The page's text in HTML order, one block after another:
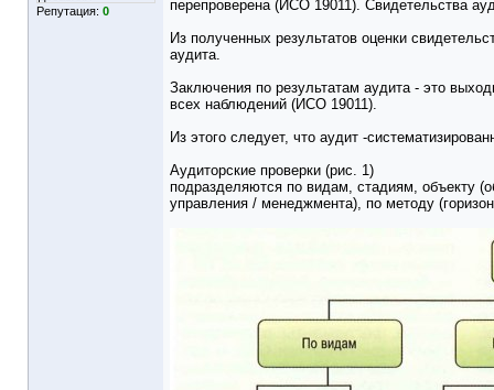
Репутация: 0
перепроверена (ИСО 19011). Свидетельства
Из полученных результатов оценки
аудита.
Заключения по результатам аудита - это
всех наблюдений (ИСО 19011).
Из этого следует, что аудит -
Аудиторские проверки (рис. 1)
подразделяются по видам, стадиям, объекту
управления / менеджмента), по методу